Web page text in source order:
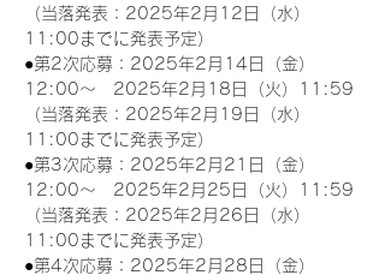
（当落発表：2025年2月12日（水）
11:00までに発表予定）
●第2次応募：2025年2月14日（金）
12:00～　2025年2月18日（火）11:59
（当落発表：2025年2月19日（水）
11:00までに発表予定）
●第3次応募：2025年2月21日（金）
12:00～　2025年2月25日（火）11:59
（当落発表：2025年2月26日（水）
11:00までに発表予定）
●第4次応募：2025年2月28日（金）